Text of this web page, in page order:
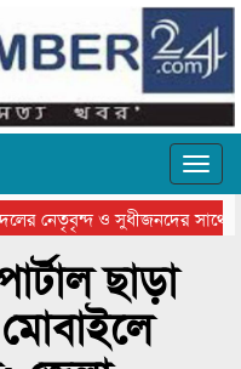
নেতৃবৃন্দ ও সুধীজনদের সাথে
গ্রুপ থিয়েটার ফেডারেশানের
ছাড়া